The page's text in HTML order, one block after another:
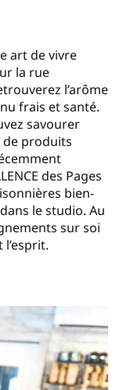
art de vivre
la rue
l’arôme
frais et santé.
savourer
produits
des Pages
bien-
le studio. Au
sur soi